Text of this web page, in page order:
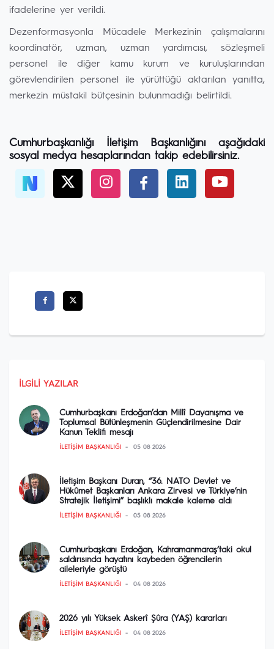
ifadelerine yer verildi.
Dezenformasyonla Mücadele Merkezinin çalışmalarını
koordinatör, uzman, uzman yardımcısı, sözleşmeli
personel ile diğer kamu kurum ve kuruluşlarından
görevlendirilen personel ile yürüttüğü aktarılan yanıtta,
merkezin müstakil bütçesinin bulunmadığı belirtildi.
Cumhurbaşkanlığı İletişim Başkanlığını aşağıdaki
sosyal medya hesaplarından takip edebilirsiniz.
İLGILI YAZILAR
Cumhurbaşkanı Erdoğan’dan Millî Dayanışma ve
Toplumsal Bütünleşmenin Güçlendirilmesine Dair
Kanun Teklifi mesajı
İLETIŞIM BAŞKANLIĞI 05 08 2026
İletişim Başkanı Duran, “36. NATO Devlet ve
Hükûmet Başkanları Ankara Zirvesi ve Türkiye’nin
Stratejik İletişimi” başlıklı makale kaleme aldı
İLETIŞIM BAŞKANLIĞI 05 08 2026
Cumhurbaşkanı Erdoğan, Kahramanmaraş‘taki okul
saldırısında hayatını kaybeden öğrencilerin
aileleriyle görüştü
İLETIŞIM BAŞKANLIĞI 04 08 2026
2026 yılı Yüksek Askerî Şûra (YAŞ) kararları
İLETIŞIM BAŞKANLIĞI 04 08 2026